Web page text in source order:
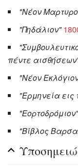
"Νέον
"Πηδάλιον"
πέντε
"Νέον
"Ερμηνεία
"Εορτοδρόμιον"
"Βίβλος